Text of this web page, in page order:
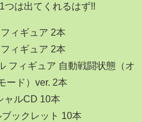
つは出てくれるはず!!
ィギュア 2本
ィギュア 2本
フィギュア 自動戦闘状態（オ
ード）ver. 2本
ャルCD 10本
ックレット 10本